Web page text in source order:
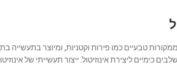
ממקורות טבעיים כמו פירות וקטניות, ומיוצר בתעשייה
כימיים ליצירת אינוזיטול. ייצור תעשייתי של